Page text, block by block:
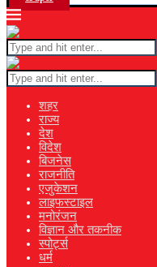
शहर
राज्य
देश
विदेश
बिजनेस
राजनीति
एजुकेशन
लाइफस्टाइल
मनोरंजन
विज्ञान और तकनीक
स्पोर्ट्स
धर्म